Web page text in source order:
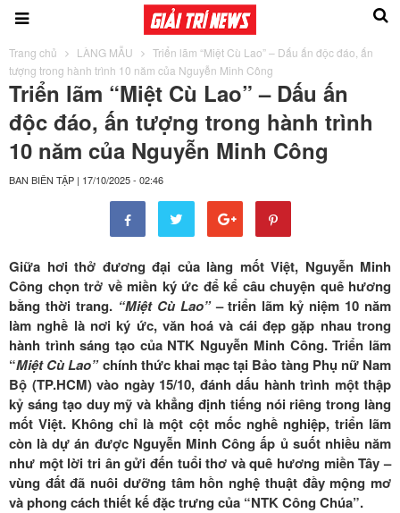
Trang chủ LÀNG MẪU
Triển lãm “Miệt Cù Lao” – Dấu ấn độc đáo, ấn
tượng trong hành trình 10 năm của Nguyễn Minh Công
Triển lãm “Miệt Cù Lao” – Dấu ấn
độc đáo, ấn tượng trong hành trình
10 năm của Nguyễn Minh Công
BAN BIÊN TẬP | 17/10/2025 - 02:46
Giữa hơi thở đương đại của làng mốt Việt, Nguyễn Minh
Công chọn trở về miền ký ức để kể câu chuyện quê hương
bằng thời trang. “Miệt Cù Lao”– triển lãm kỷ niệm 10 năm
làm nghề là nơi ký ức, văn hoá và cái đẹp gặp nhau trong
hành trình sáng tạo của NTK Nguyễn Minh Công. Triển lãm
“Miệt Cù Lao”chính thức khai mạc tại Bảo tàng Phụ nữ Nam
Bộ (TP.HCM) vào ngày 15/10, đánh dấu hành trình một thập
kỷ sáng tạo duy mỹ và khẳng định tiếng nói riêng trong làng
mốt Việt. Không chỉ là một cột mốc nghề nghiệp, triển lãm
còn là dự án được Nguyễn Minh Công ấp ủ suốt nhiều năm
như một lời tri ân gửi đến tuổi thơ và quê hương miền Tây –
vùng đất đã nuôi dưỡng tâm hồn nghệ thuật đầy mộng mơ
và phong cách thiết kế đặc trưng của “NTK Công Chúa”.